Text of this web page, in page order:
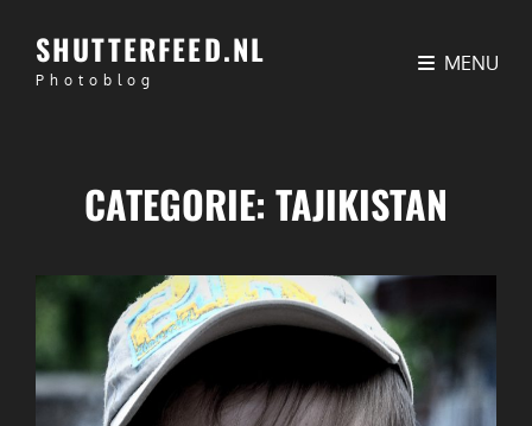
SHUTTERFEED.NL
Photoblog
MENU
CATEGORIE: TAJIKISTAN